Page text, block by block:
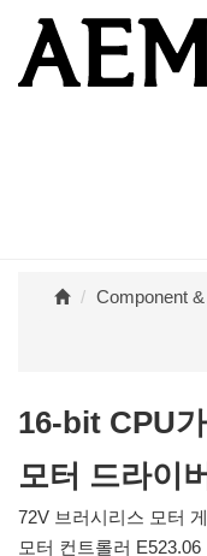
Component
16-bit CPU
모터 드라이버
72V 브러시리스 모터
모터 컨트롤러 E523.06